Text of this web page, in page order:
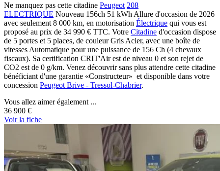
Ne manquez pas cette citadine Peugeot 208
ELECTRIQUE Nouveau 156ch 51 kWh Allure d'occasion de 2026
avec seulement 8 000 km, en motorisation Électrique qui vous est
proposé au prix de 34 990 € TTC. Votre Citadine d'occasion dispose
de 5 portes et 5 places, de couleur Gris Acier, avec une boîte de
vitesses Automatique pour une puissance de 156 Ch (4 chevaux
fiscaux). Sa certification CRIT'Air est de niveau 0 et son rejet de
CO2 est de 0 g/km. Venez découvrir sans plus attendre cette citadine
bénéficiant d'une garantie «Constructeur» et disponible dans votre
concession Peugeot Brive - Tressol-Chabrier.
Vous allez aimer également ...
36 900 €
Voirla fiche